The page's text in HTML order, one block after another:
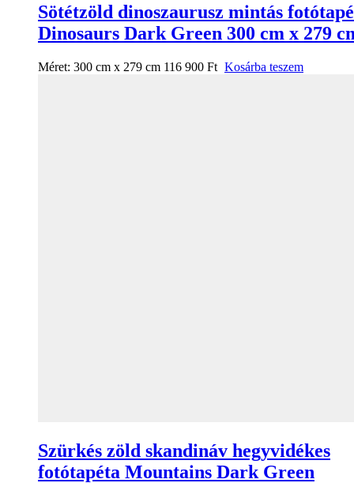
Sötétzöld dinoszaurusz mintás
Dinosaurs Dark Green 300 cm x 279
Méret: 300 cm x 279 cm 116 900 Ft Kosárba teszem
Szürkés zöld skandináv hegyvidékes
fotótapéta Mountains Dark Green